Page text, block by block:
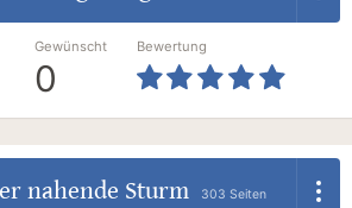
Gewünscht
0
Bewertung
nahende Sturm 303 Seiten